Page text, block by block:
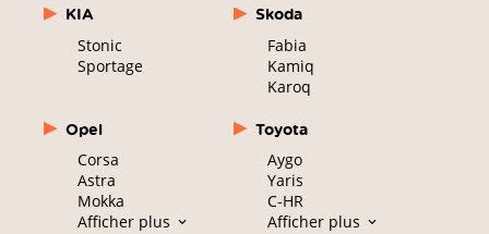
KIA
Stonic
Sportage
Skoda
Fabia
Kamiq
Karoq
Opel
Corsa
Astra
Mokka
Afficher plus
Toyota
Aygo
Yaris
C-HR
Afficher plus